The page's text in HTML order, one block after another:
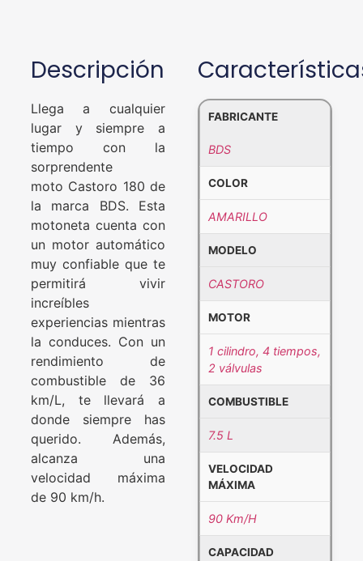
Descripción
Llega a cualquier
lugar y siempre a
tiempo con la
sorprendente
moto Castoro 180 de
la marca BDS. Esta
motoneta cuenta con
un motor automático
muy confiable que te
permitirá vivir
increíbles
experiencias mientras
la conduces. Con un
rendimiento de
combustible de 36
km/L, te llevará a
donde siempre has
querido. Además,
alcanza una
velocidad máxima
de 90 km/h.
FABRICANTE
BDS
COLOR
AMARILLO
MODELO
CASTORO
MOTOR
1 cilindro, 4 tiempos,
2 válvulas
COMBUSTIBLE
7.5 L
VELOCIDAD
MÁXIMA
90 Km/H
CAPACIDAD